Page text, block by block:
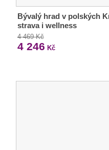
Bývalý hrad v polských
strava i wellness
4 469 Kč
4 246 Kč